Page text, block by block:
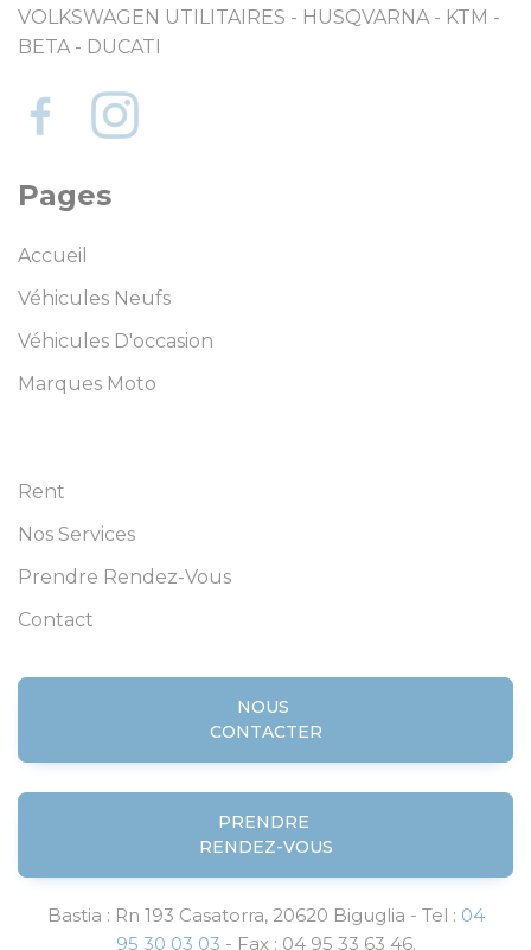
VOLKSWAGEN UTILITAIRES - HUSQVARNA - KTM -
BETA - DUCATI
Pages
Accueil
Véhicules Neufs
Véhicules D'occasion
Marques Moto
Rent
Nos Services
Prendre Rendez-Vous
Contact
NOUS
CONTACTER
PRENDRE
RENDEZ-VOUS
Bastia : Rn 193 Casatorra, 20620 Biguglia - Tel : 04
95 30 03 03 - Fax : 04 95 33 63 46.